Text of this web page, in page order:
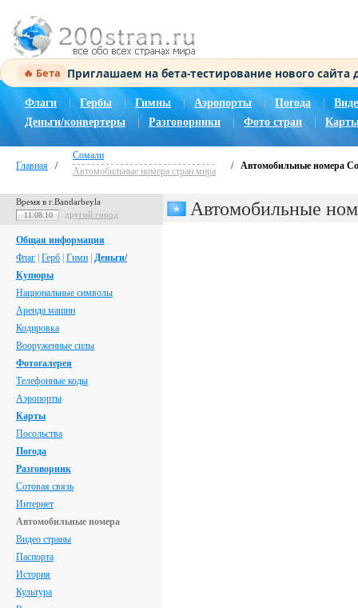
🔥 Бета Приглашаем на бета-тестирование нового
Флаги Гербы Гимны | Аэропорты Погода |
Деньги/конвертеры
Разговорники Фото стран
Главная /
Сомали
Автомобильные номера стран мира
/ Автомобильные номера
Время в г.Bandarbeyla
11:08:11 другой город
Общая информация
Флаг Герб Гимн Деньги/
Купюры
Национальные символы
Аренда машин
Кодировка
Вооруженные силы
Фотогалерея
Телефонные коды
Аэропорты
Карты
Посольства
Погода
Разговорник
Сотовая связь
Интернет
Автомобильные номера
Видео страны
Паспорта
История
Культура
Автомобильные